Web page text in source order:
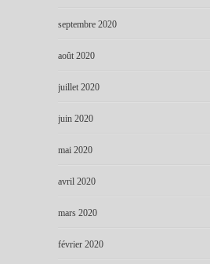
septembre 2020
août 2020
juillet 2020
juin 2020
mai 2020
avril 2020
mars 2020
février 2020